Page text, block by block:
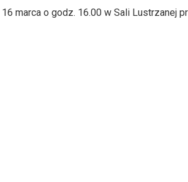
marca o godz. 16.00 w Sali Lustrzanej